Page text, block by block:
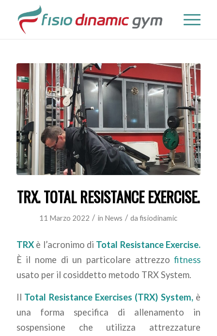
TRX. TOTAL RESISTANCE EXERCISE.
11 Marzo 2022 / in News / dafisiodinamic
TRXè l’acronimo di Total Resistance Exercise.
È il nome di un particolare attrezzofitness
usato per il cosiddetto metodo TRX System.
Il Total Resistance Exercises (TRX) System,è
una forma specifica di allenamento in
sospensione che utilizza attrezzature